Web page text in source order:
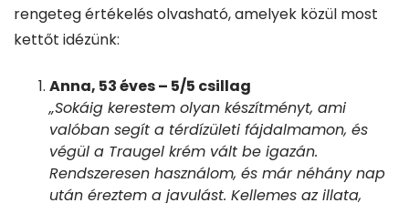
rengeteg értékelés olvasható, amelyek közül most
kettőt idézünk:
Anna, 53 éves – 5/5 csillag
„Sokáig kerestem olyan készítményt, ami
valóban segít a térdízületi fájdalmamon, és
végül a Traugel krém vált be igazán.
Rendszeresen használom, és már néhány nap
után éreztem a javulást. Kellemes az illata,